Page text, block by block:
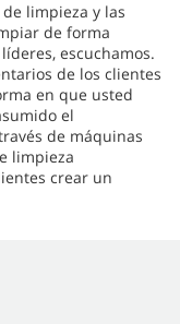
limpieza y las
de forma
escuchamos.
de los clientes
en que usted
el
de máquinas
limpieza
crear un